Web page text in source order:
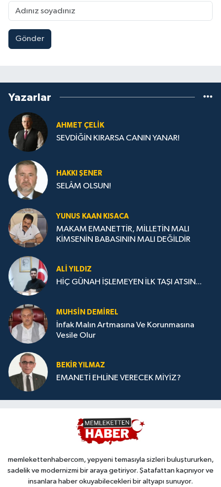
Gönder
Yazarlar
AHMET ÇELIK
SEVDİĞİN KIRARSA CANIN YANAR!
HAKKI ŞENER
SELÂM OLSUN!
YUNUS KAAN KISACA
MAKAM EMANETTİR, MİLLETİN MALI
KİMSENİN BABASININ MALI DEĞİLDİR
ALI YILDIZ
HİÇ GÜNAH İŞLEMEYEN İLK TAŞI ATSIN...
MUHSIN DEMIREL
İnfak Malın Artmasına Ve Korunmasına
Vesile Olur
BEKIR YILMAZ
EMANETİ EHLİNE VERECEK MİYİZ?
memlekettenhabercom, yepyeni temasıyla sizleri buluştururken,
sadelik ve modernizmi bir araya getiriyor. Şatafattan kaçınıyor ve
insanlara haber okuyabilecekleri bir altyapı sunuyor.